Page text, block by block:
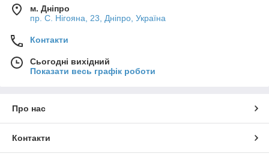
м. Дніпро
пр. С. Нігояна, 23, Дніпро, Україна
Контакти
Сьогодні вихідний
Показати весь графік роботи
Про нас
Контакти